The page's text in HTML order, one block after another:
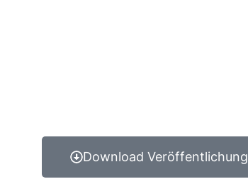
Download Veröffentlichung